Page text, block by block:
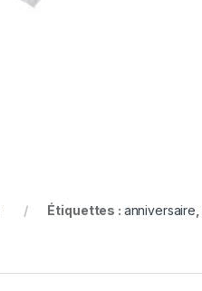
Étiquettes : anniversaire